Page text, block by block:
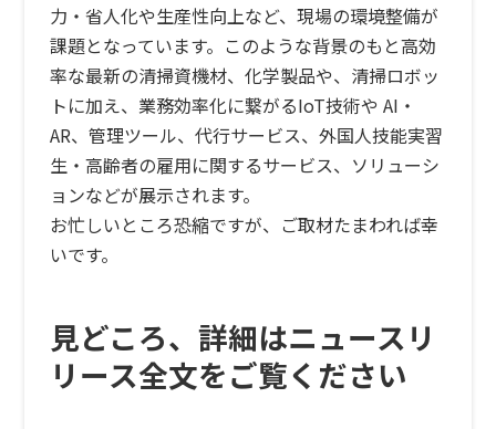
力・省人化や生産性向上など、現場の環境整備が
課題となっています。このような背景のもと高効
率な最新の清掃資機材、化学製品や、清掃ロボッ
トに加え、業務効率化に繋がるIoT技術や AI・
AR、管理ツール、代行サービス、外国人技能実習
生・高齢者の雇用に関するサービス、ソリューシ
ョンなどが展示されます。
お忙しいところ恐縮ですが、ご取材たまわれば幸
いです。
見どころ、詳細はニュースリ
リース全文をご覧ください